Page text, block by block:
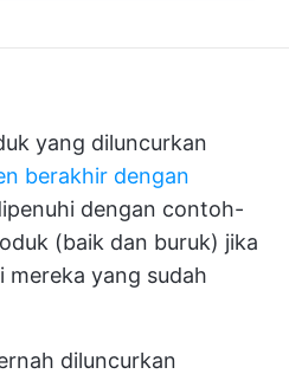
yang diluncurkan
berakhir dengan
dengan contoh-
(baik dan buruk) jika
mereka yang sudah
diluncurkan